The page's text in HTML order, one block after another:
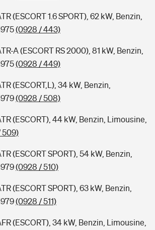
(ESCORT 1.6 SPORT), 62 kW, Benzin,
(0928 / 443)
A (ESCORT RS 2000), 81 kW, Benzin,
(0928 / 449)
(ESCORT,L), 34 kW, Benzin,
(0928 / 508)
(ESCORT), 44 kW, Benzin, Limousine,
509)
(ESCORT SPORT), 54 kW, Benzin,
(0928 / 510)
(ESCORT SPORT), 63 kW, Benzin,
(0928 / 511)
(ESCORT), 34 kW, Benzin, Limousine,